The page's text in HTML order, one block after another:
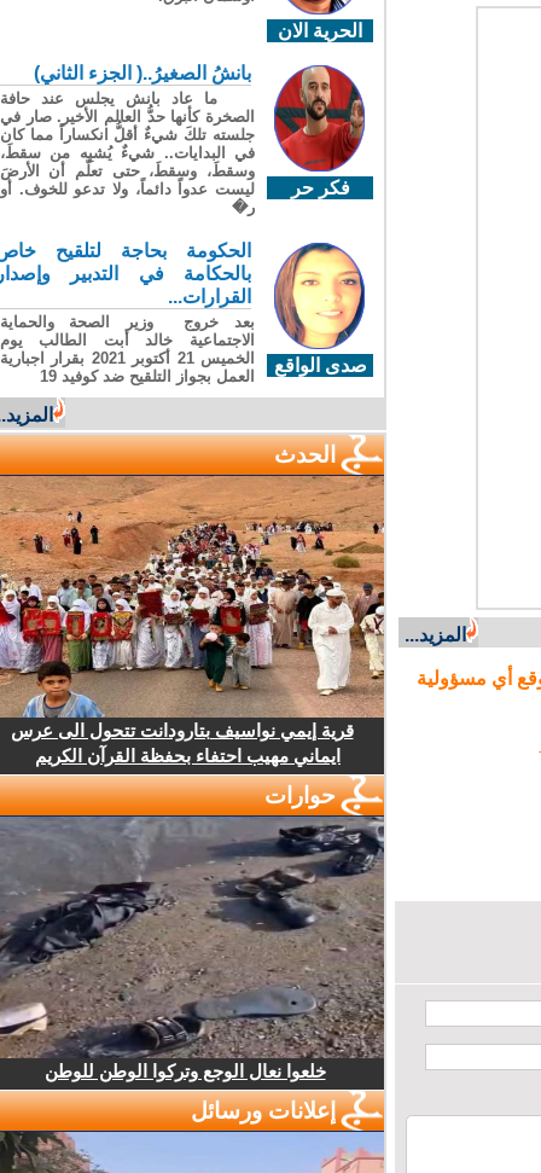
المزيد...
أي مسؤولية
الحرية الان
فكر حر
بانشُ الصغيرُ..( الجزء الثاني)
ما عاد بانش يجلس عند حافة
الصخرة كأنها حدُّ العالم الأخير. صار في
جلسته تلكَ شيءٌ أقلُّ انكساراً مما كان
في البدايات.. شيءٌ يُشبِه من سقطَ،
وسقطَ، وسقطَ، حتى تعلّم أن الأرضَ
ليست عدواً دائماً، ولا تدعو للخوف. أو
ر�
صدى الواقع
الحكومة بحاجة لتلقيح خاص
بالحكامة في التدبير وإصدار
القرارات...
بعد خروج وزير الصحة والحماية
الاجتماعية خالد أبت الطالب يوم
الخميس 21 أكتوبر 2021 بقرار اجبارية
العمل بجواز التلقيح ضد كوفيد 19
المزيد...
الحدث
قرية إيمي نواسيف بتارودانت تتحول الى عرس
ايماني مهيب احتفاء بحفظة القرآن الكريم
حوارات
خلعوا نعال الوجع وتركوا الوطن للوطن
إعلانات ورسائل